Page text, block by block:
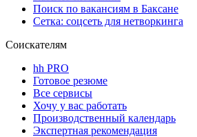
Поиск по вакансиям в Баксане
Сетка: соцсеть для нетворкинга
Соискателям
hh PRO
Готовое резюме
Все сервисы
Хочу у вас работать
Производственный календарь
Экспертная рекомендация